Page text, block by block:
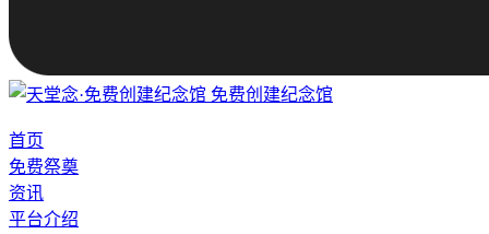
免费创建纪念馆
首页
免费祭奠
资讯
平台介绍